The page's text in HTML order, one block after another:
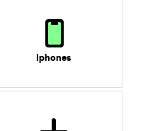
Iphones